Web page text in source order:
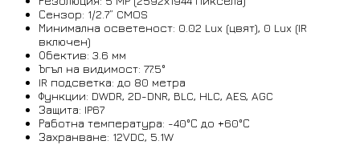
Сензор: 1/2.7” CMOS
Минимална осветеност: 0.02 Lux (цвят), 0 Lux (IR
включен)
Обектив: 3.6 мм
Ъгъл на видимост: 77.5°
IR подсветка: до 80 метра
Функции: DWDR, 2D-DNR, BLC, HLC, AES, AGC
Защита: IP67
Работна температура: -40°С до +60°С
Захранване: 12VDC, 5.1W